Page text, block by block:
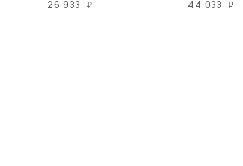
26 933 ₽ 44 033 ₽